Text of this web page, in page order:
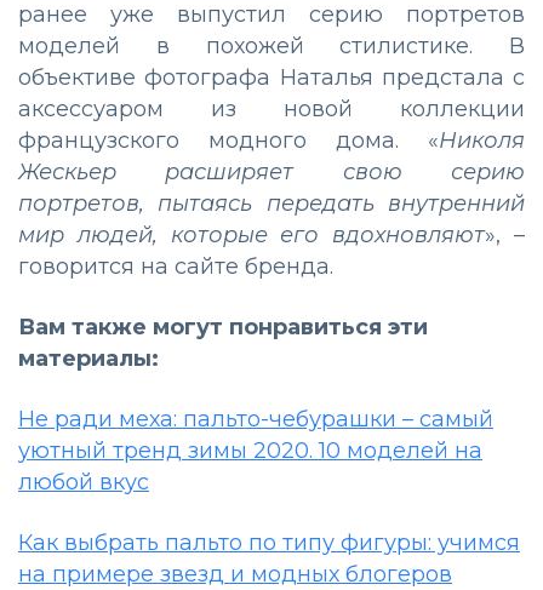
ранее уже выпустил серию портретов
моделей в похожей стилистике. В
объективе фотографа Наталья предстала с
аксессуаром из новой коллекции
французского модного дома. «Николя
Жескьер расширяет свою серию
портретов, пытаясь передать внутренний
мир людей, которые его вдохновляют», –
говорится на сайте бренда.
Вам также могут понравиться эти
материалы:
Не ради меха: пальто-чебурашки – самый
уютный тренд зимы 2020. 10 моделей на
любой вкус
Как выбрать пальто по типу фигуры: учимся
на примере звезд и модных блогеров